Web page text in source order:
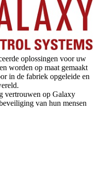
oplossingen voor uw
worden op maat gemaakt
in de fabriek opgeleide en
vertrouwen op Galaxy
van hun mensen